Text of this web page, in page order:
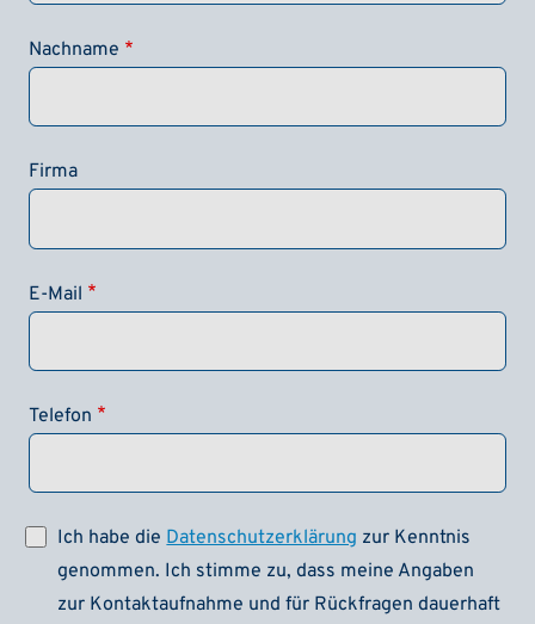
Nachname
Firma
E-Mail
Telefon
Ich habe die Datenschutzerklärung zur Kenntnis
genommen. Ich stimme zu, dass meine Angaben
zur Kontaktaufnahme und für Rückfragen dauerhaft